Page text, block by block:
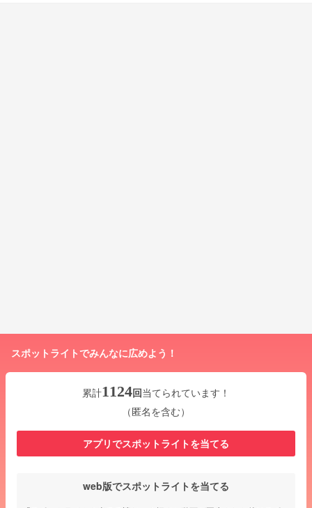
スポットライトでみんなに広めよう！
累計1124回当てられています！
（匿名を含む）
アプリでスポットライトを当てる
web版でスポットライトを当てる